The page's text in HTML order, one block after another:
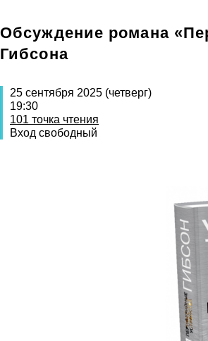
Обсуждение романа
Гибсона
25 сентября 2025 (четверг)
19:30
101 точка чтения
Вход свободный